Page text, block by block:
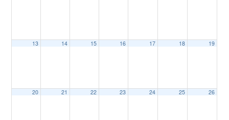
13 14 15 16 17 18 19
20 21 22 23 24 25 26